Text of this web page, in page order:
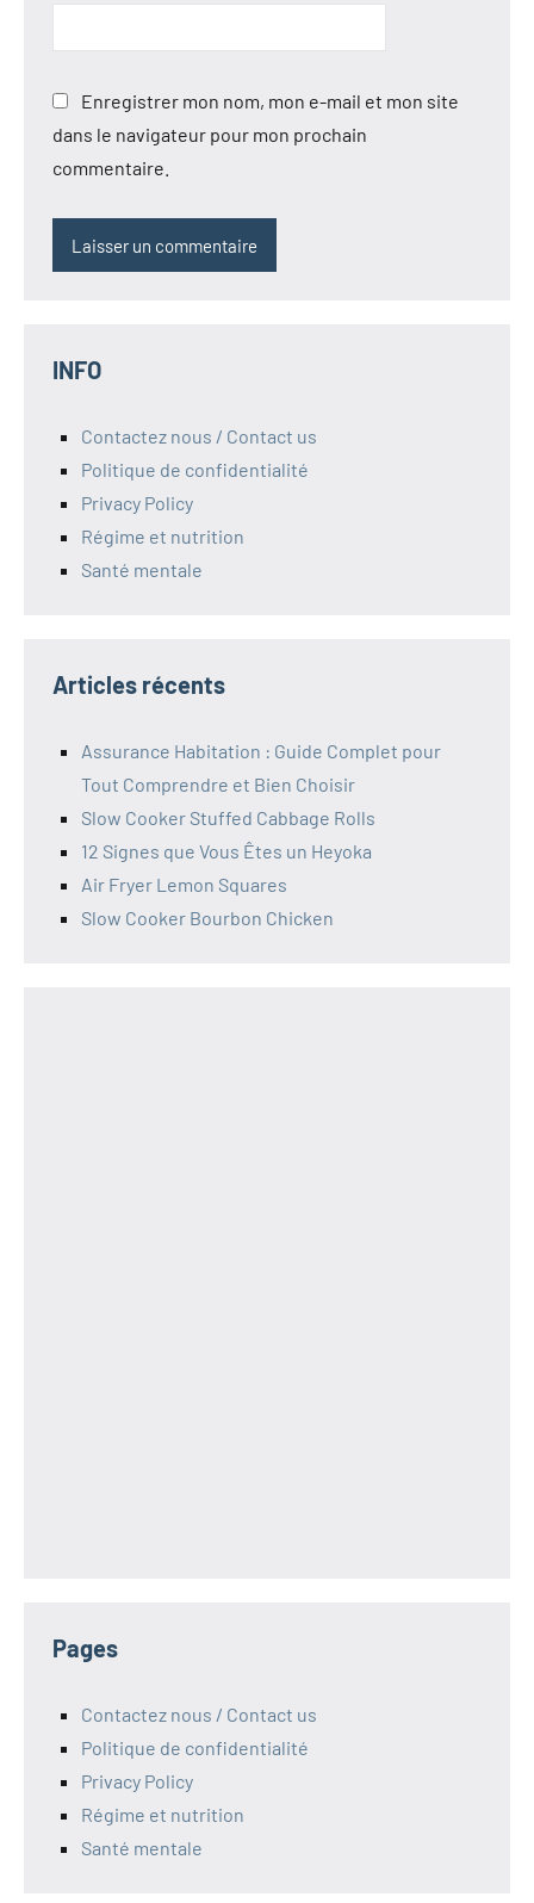
Enregistrer mon nom, mon e-mail et mon site
dans le navigateur pour mon prochain
commentaire.
INFO
Contactez nous / Contact us
Politique de confidentialité
Privacy Policy
Régime et nutrition
Santé mentale
Articles récents
Assurance Habitation : Guide Complet pour
Tout Comprendre et Bien Choisir
Slow Cooker Stuffed Cabbage Rolls
12 Signes que Vous Êtes un Heyoka
Air Fryer Lemon Squares
Slow Cooker Bourbon Chicken
Pages
Contactez nous / Contact us
Politique de confidentialité
Privacy Policy
Régime et nutrition
Santé mentale